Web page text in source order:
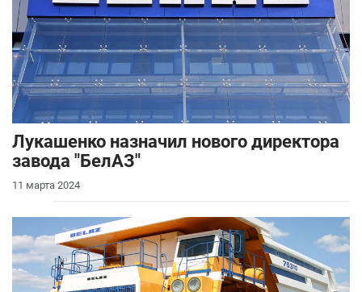
Лукашенко назначил нового директора
завода "БелАЗ"
11 марта 2024